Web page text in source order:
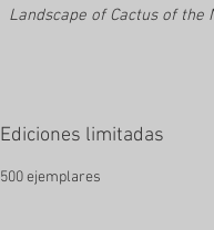
Landscape of Cactus of the
Ediciones limitadas
500 ejemplares